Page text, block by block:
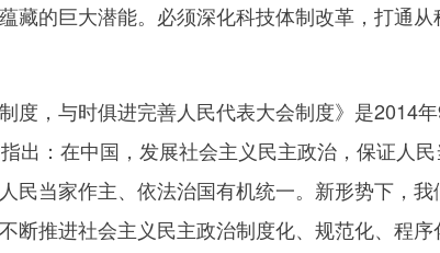
藏的巨大潜能。必须深化科技体制改革，打通
，与时俱进完善人民代表大会制度》是2014
出：在中国，发展社会主义民主政治，保证人
民当家作主、依法治国有机统一。新形势下，
断推进社会主义民主政治制度化、规范化、程